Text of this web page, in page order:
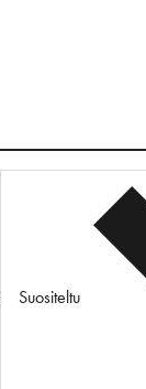
Suositeltu